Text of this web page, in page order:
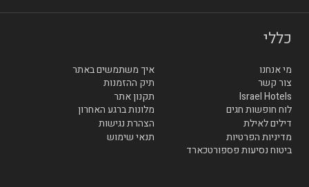
כללי
מי אנחנו
איך משתמשים באתר
צור קשר
תיק ההזמנות
Israel Hotels
תקנון אתר
לוח חופשות חגים
מלונות ברגע האחרון
דילים לאילת
הצהרת נגישות
מדיניות הפרטיות
תנאי שימוש
ביטוח נסיעות פספורטכארד